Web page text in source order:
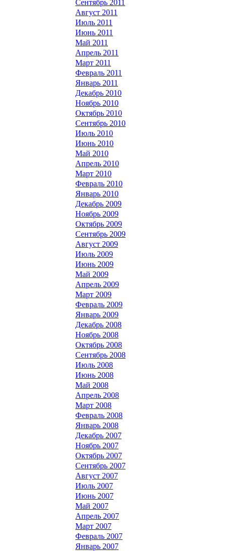
Сентябрь 2011
Август 2011
Июль 2011
Июнь 2011
Май 2011
Апрель 2011
Март 2011
Февраль 2011
Январь 2011
Декабрь 2010
Ноябрь 2010
Октябрь 2010
Сентябрь 2010
Июль 2010
Июнь 2010
Май 2010
Апрель 2010
Март 2010
Февраль 2010
Январь 2010
Декабрь 2009
Ноябрь 2009
Октябрь 2009
Сентябрь 2009
Август 2009
Июль 2009
Июнь 2009
Май 2009
Апрель 2009
Март 2009
Февраль 2009
Январь 2009
Декабрь 2008
Ноябрь 2008
Октябрь 2008
Сентябрь 2008
Июль 2008
Июнь 2008
Май 2008
Апрель 2008
Март 2008
Февраль 2008
Январь 2008
Декабрь 2007
Ноябрь 2007
Октябрь 2007
Сентябрь 2007
Август 2007
Июль 2007
Июнь 2007
Май 2007
Апрель 2007
Март 2007
Февраль 2007
Январь 2007